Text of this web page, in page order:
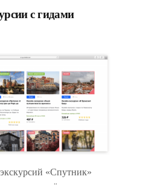
с гидами
«Спутник»